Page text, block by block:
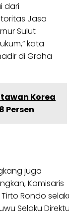
dari
Jasa
Sulut
kata
di Graha
Korea
Persen
juga
Komisaris
Rondo
Selaku